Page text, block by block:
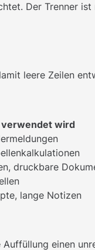
Der Trenner
leere Zeilen
verwendet wird
druckbare
lange Notizen
einen